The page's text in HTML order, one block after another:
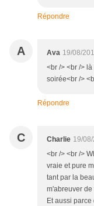
Répondre
A Ava 19/08/
<br /> <br />
soirée<br />
Répondre
C Charlie 19/
<br /> <br />
vraie et pure
tant par la
m'abreuver de
Et aussi